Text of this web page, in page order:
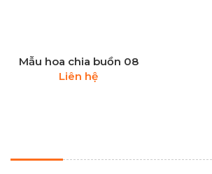
Mẫu hoa chia buồn 08
Liên hệ